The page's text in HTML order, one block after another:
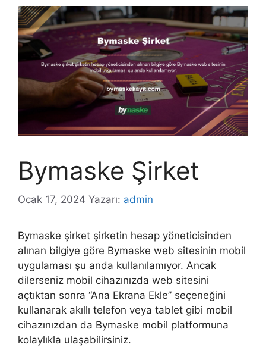
Bymaske Şirket
Ocak 17, 2024 Yazarı: admin
Bymaske şirket şirketin hesap yöneticisinden
alınan bilgiye göre Bymaske web sitesinin mobil
uygulaması şu anda kullanılamıyor. Ancak
dilerseniz mobil cihazınızda web sitesini
açtıktan sonra “Ana Ekrana Ekle” seçeneğini
kullanarak akıllı telefon veya tablet gibi mobil
cihazınızdan da Bymaske mobil platformuna
kolaylıkla ulaşabilirsiniz.